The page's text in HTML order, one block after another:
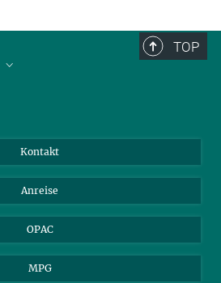
TOP
Kontakt
Anreise
OPAC
MPG